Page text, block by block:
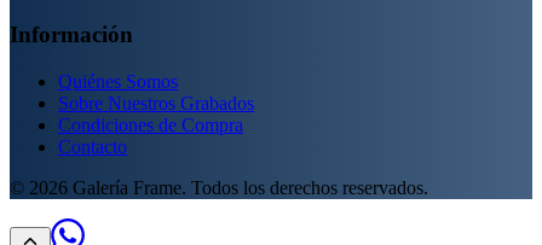
Información
Quiénes Somos
Sobre Nuestros Grabados
Condiciones de Compra
Contacto
© 2026 Galería Frame. Todos los derechos reservados.